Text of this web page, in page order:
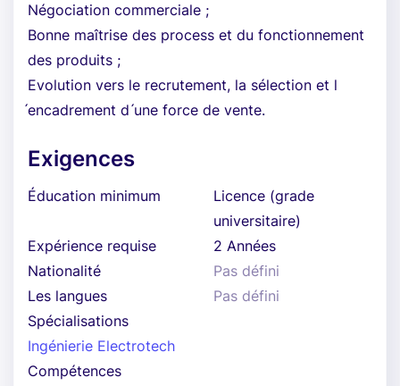
Négociation commerciale ;
Bonne maîtrise des process et du fonctionnement
des produits ;
Evolution vers le recrutement, la sélection et l
́encadrement d ́une force de vente.
Exigences
Éducation minimum
Licence (grade
universitaire)
Expérience requise
2 Années
Nationalité
Pas défini
Les langues
Pas défini
Spécialisations
Ingénierie Electrotech
Compétences